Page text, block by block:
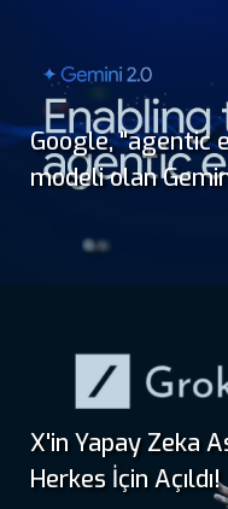
Google, "agentic
modeli olan
X'in Yapay Zeka
Herkes İçin Açıldı!